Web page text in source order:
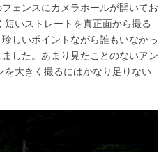
ェンスにカメラホールが開いてお
短いストレートを真正面から撮る
しいポイントながら誰もいなかっ
した。あまり見たことのないアン
を大きく撮るにはかなり足りない